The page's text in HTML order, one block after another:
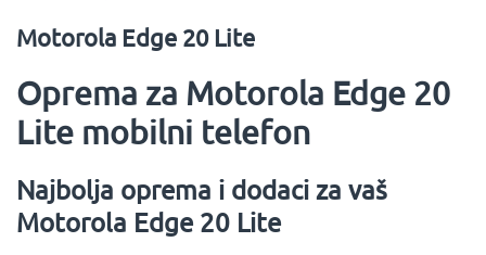
Motorola Edge 20 Lite
Oprema za Motorola Edge 20
Lite mobilni telefon
Najbolja oprema i dodaci za vaš
Motorola Edge 20 Lite